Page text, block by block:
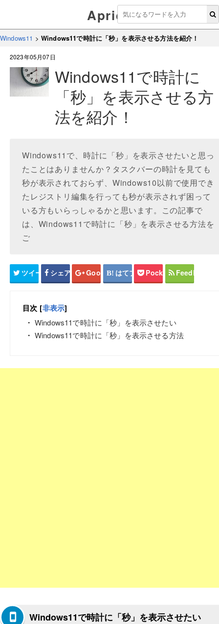
Aprico
Windows11 > Windows11で時計に「秒」を表示させる方法を紹介！
2023年05月07日
Windows11で時計に
「秒」を表示させる方
法を紹介！
Windows11で、時計に「秒」を表示させたいと思っ
たことはありませんか？タスクバーの時計を見ても
秒が表示されておらず、Windows10以前で使用でき
たレジストリ編集を行っても秒が表示されず困って
いる方もいらっしゃるかと思います。この記事で
は、Windows11で時計に「秒」を表示させる方法を
ご
ツイート シェア Google+ はてブ Pocket Feedly
目次 [非表示]
Windows11で時計に「秒」を表示させたい
Windows11で時計に「秒」を表示させる方法
Windows11で時計に「秒」を表示させたい